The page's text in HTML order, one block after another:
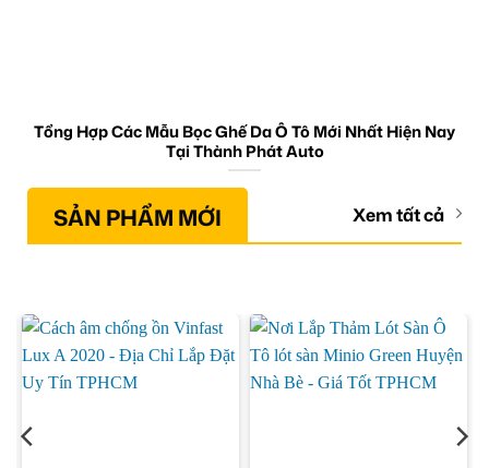
Tổng Hợp Các Mẫu Bọc Ghế Da Ô Tô Mới Nhất Hiện Nay
Tại Thành Phát Auto
SẢN PHẨM MỚI Xem tất cả